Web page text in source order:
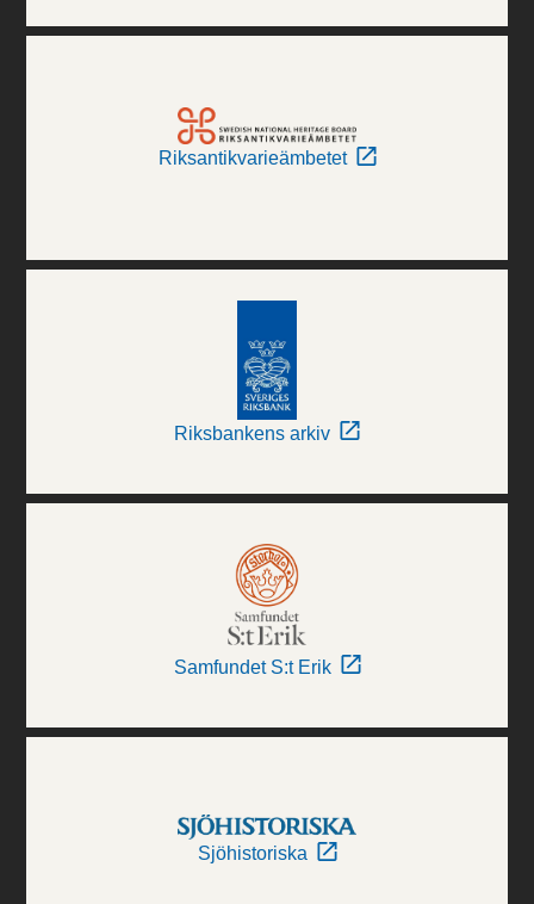
Riksantikvarieämbetet
Riksbankens arkiv
Samfundet S:t Erik
Sjöhistoriska